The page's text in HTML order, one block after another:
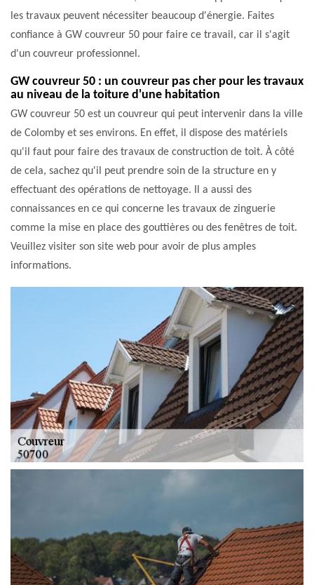
les travaux peuvent nécessiter beaucoup d'énergie. Faites
confiance à GW couvreur 50 pour faire ce travail, car il s'agit
d'un couvreur professionnel.
GW couvreur 50 : un couvreur pas cher pour les travaux
au niveau de la toiture d'une habitation
GW couvreur 50 est un couvreur qui peut intervenir dans la ville
de Colomby et ses environs. En effet, il dispose des matériels
qu'il faut pour faire des travaux de construction de toit. À côté
de cela, sachez qu'il peut prendre soin de la structure en y
effectuant des opérations de nettoyage. Il a aussi des
connaissances en ce qui concerne les travaux de zinguerie
comme la mise en place des gouttières ou des fenêtres de toit.
Veuillez visiter son site web pour avoir de plus amples
informations.